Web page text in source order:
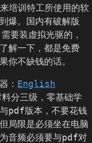
培训特工所使用的软
爆。国内有破解版
要装虚拟光驱的，
解一下，都是免费
你不缺钱的话。
： English
分三级，零基础学
pdf版本，不要花钱
局限是必须坐在电脑
音频必须要与pdf对